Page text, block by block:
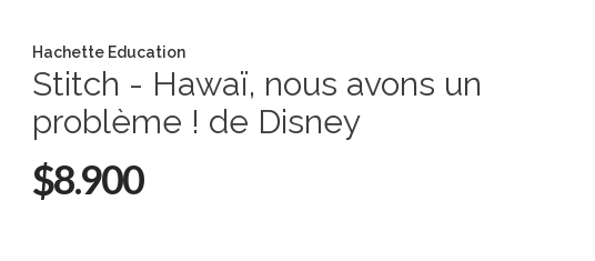
Hachette Education
Stitch - Hawaï, nous avons un
problème ! de Disney
$8.900